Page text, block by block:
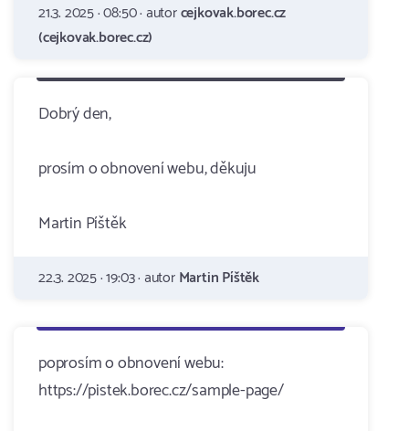
21.3. 2025 · 08:50 · autorcejkovak.borec.cz
(cejkovak.borec.cz)
Dobrý den,
prosím o obnovení webu, děkuju
Martin Píštěk
22.3. 2025 · 19:03 · autorMartin Píštěk
poprosím o obnovení webu:
https://pistek.borec.cz/sample-page/